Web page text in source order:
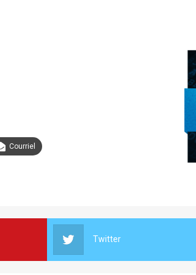
Courriel
Twitter